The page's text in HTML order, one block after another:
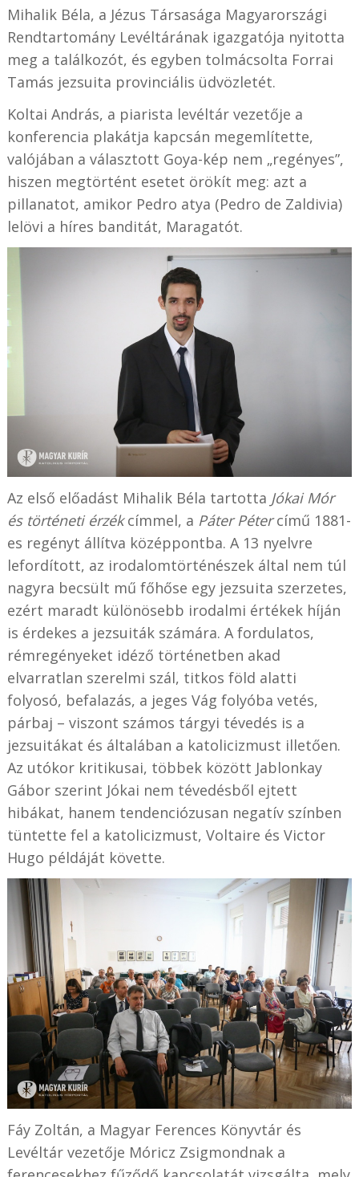
Mihalik Béla, a Jézus Társasága Magyarországi
Rendtartomány Levéltárának igazgatója nyitotta
meg a találkozót, és egyben tolmácsolta Forrai
Tamás jezsuita provinciális üdvözletét.
Koltai András, a piarista levéltár vezetője a
konferencia plakátja kapcsán megemlítette,
valójában a választott Goya-kép nem „regényes”,
hiszen megtörtént esetet örökít meg: azt a
pillanatot, amikor Pedro atya (Pedro de Zaldivia)
lelövi a híres banditát, Maragatót.
Az első előadást Mihalik Béla tartotta Jókai Mór
és történeti érzékcímmel, a Páter Pétercímű 1881-
es regényt állítva középpontba. A 13 nyelvre
lefordított, az irodalomtörténészek által nem túl
nagyra becsült mű főhőse egy jezsuita szerzetes,
ezért maradt különösebb irodalmi értékek híján
is érdekes a jezsuiták számára. A fordulatos,
rémregényeket idéző történetben akad
elvarratlan szerelmi szál, titkos föld alatti
folyosó, befalazás, a jeges Vág folyóba vetés,
párbaj – viszont számos tárgyi tévedés is a
jezsuitákat és általában a katolicizmust illetően.
Az utókor kritikusai, többek között Jablonkay
Gábor szerint Jókai nem tévedésből ejtett
hibákat, hanem tendenciózusan negatív színben
tüntette fel a katolicizmust, Voltaire és Victor
Hugo példáját követte.
Fáy Zoltán, a Magyar Ferences Könyvtár és
Levéltár vezetője Móricz Zsigmondnak a